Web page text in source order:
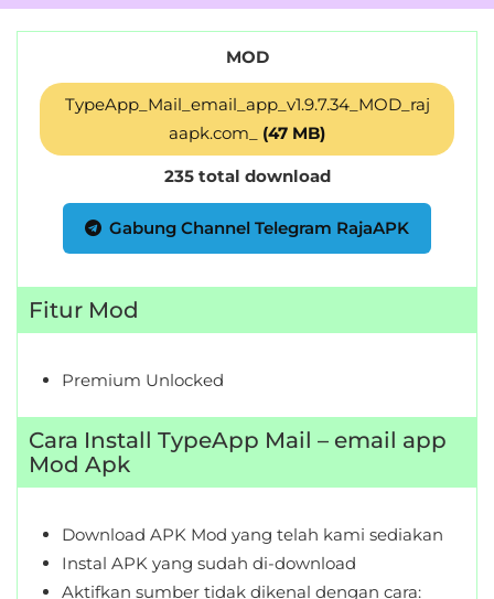
MOD
TypeApp_Mail_email_app_v1.9.7.34_MOD_raj
aapk.com_ (47 MB)
235 total download
Gabung Channel Telegram RajaAPK
Fitur Mod
Premium Unlocked
Cara Install TypeApp Mail – email app
Mod Apk
Download APK Mod yang telah kami sediakan
Instal APK yang sudah di-download
Aktifkan sumber tidak dikenal dengan cara: